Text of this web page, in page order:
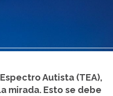
Autista (TEA),
mirada. Esto se debe